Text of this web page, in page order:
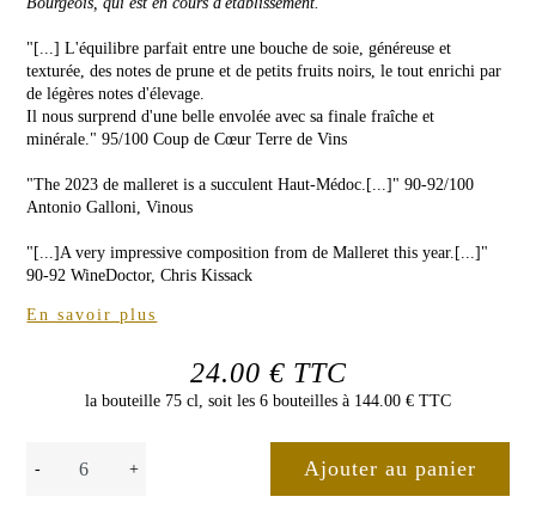
CONTACTER
"[...] L'équilibre parfait entre une bouche de soie, généreuse et
texturée, des notes de prune et de petits fruits noirs, le tout enrichi par
de légères notes d'élevage.
Il nous surprend d'une belle envolée avec sa finale fraîche et
minérale." 95/100 Coup de Cœur Terre de Vins
"The 2023 de malleret is a succulent Haut-Médoc.[...]" 90-92/100
Antonio Galloni, Vinous
"[...]A very impressive composition from de Malleret this year.[...]"
90-92 WineDoctor, Chris Kissack
En savoir plus
24.00 € TTC
la bouteille 75 cl, soit les 6 bouteilles à 144.00 € TTC
- +